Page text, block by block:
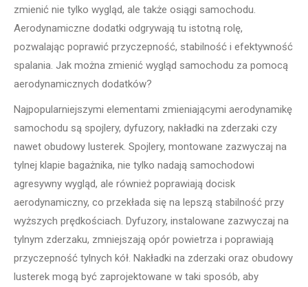
zmienić nie tylko wygląd, ale także osiągi samochodu.
Aerodynamiczne dodatki odgrywają tu istotną rolę,
pozwalając poprawić przyczepność, stabilność i efektywność
spalania. Jak można zmienić wygląd samochodu za pomocą
aerodynamicznych dodatków?
Najpopularniejszymi elementami zmieniającymi aerodynamikę
samochodu są spojlery, dyfuzory, nakładki na zderzaki czy
nawet obudowy lusterek. Spojlery, montowane zazwyczaj na
tylnej klapie bagażnika, nie tylko nadają samochodowi
agresywny wygląd, ale również poprawiają docisk
aerodynamiczny, co przekłada się na lepszą stabilność przy
wyższych prędkościach. Dyfuzory, instalowane zazwyczaj na
tylnym zderzaku, zmniejszają opór powietrza i poprawiają
przyczepność tylnych kół. Nakładki na zderzaki oraz obudowy
lusterek mogą być zaprojektowane w taki sposób, aby